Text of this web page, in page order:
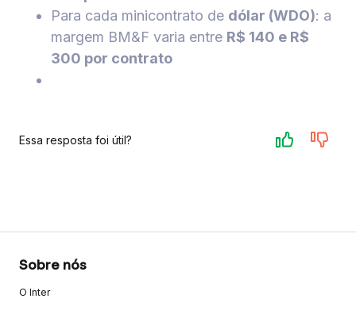
Para cada minicontrato de dólar (WDO): a
margem BM&F varia entre R$ 140 e R$
300 por contrato
Essa resposta foi útil?
Sobre nós
O Inter